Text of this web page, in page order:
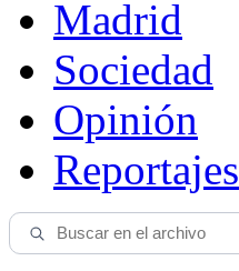
Madrid
Sociedad
Opinión
Reportajes